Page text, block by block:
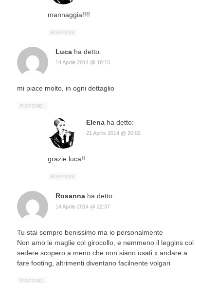
mannaggia!!!!
RISPONDI
Luca ha detto:
14 Aprile 2014 @ 18:15
mi piace molto, in ogni dettaglio
RISPONDI
Elena ha detto:
21 Aprile 2014 @ 20:02
grazie luca!!
RISPONDI
Rosanna ha detto:
14 Aprile 2014 @ 22:37
Tu stai sempre benissimo ma io personalmente
Non amo le maglie col girocollo, e nemmeno il leggins col
sedere scopero a meno che non siano usati x andare a
fare footing, altrimenti diventano facilnente volgari
RISPONDI